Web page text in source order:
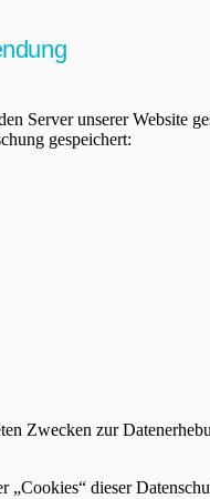
Server unserer Website
gespeichert:
Zwecken zur
„Cookies“ dieser